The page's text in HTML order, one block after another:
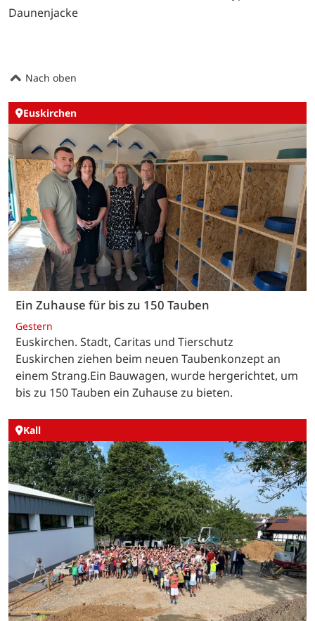
Daunenjacke
Nach oben
Euskirchen
Ein Zuhause für bis zu 150 Tauben
Gestern
Euskirchen. Stadt, Caritas und Tierschutz
Euskirchen ziehen beim neuen Taubenkonzept an
einem Strang.Ein Bauwagen, wurde hergerichtet, um
bis zu 150 Tauben ein Zuhause zu bieten.
Kall